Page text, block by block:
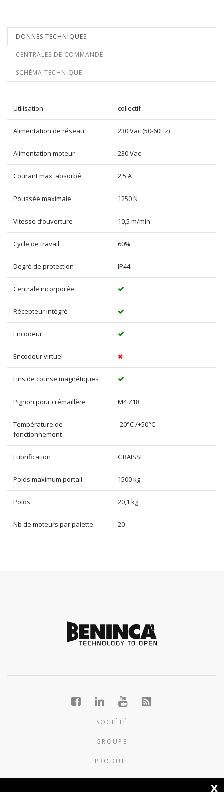
DONNÉS TECHNIQUES
CENTRALES DE COMMANDE
SCHÉMA TECHNIQUE
Utilisation collectif
Alimentation de réseau 230 Vac (50-60Hz)
Alimentation moteur 230 Vac
Courant max. absorbé 2,5 A
Poussée maximale 1250 N
Vitesse d’ouverture 10,5 m/min
Cycle de travail 60%
Degré de protection IP44
Centrale incorporée
Récepteur intégré
Encodeur
Encodeur virtuel
Fins de course magnétiques
Pignon pour crémaillère M4 Z18
Température de
fonctionnement
-20°C /+50°C
Lubrification GRAISSE
Poids maximum portail 1500 kg
Poids 20,1 kg
Nb de moteurs par palette 20
SOCIÉTÉ
GROUPE
PRODUIT
NOUVELLES x